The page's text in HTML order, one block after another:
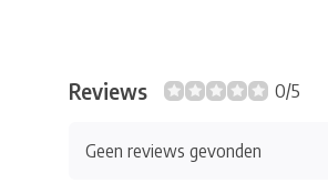
Reviews 0/5
Geen reviews gevonden